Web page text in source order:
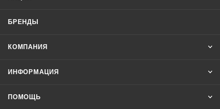
БРЕНДЫ
КОМПАНИЯ
ИНФОРМАЦИЯ
ПОМОЩЬ